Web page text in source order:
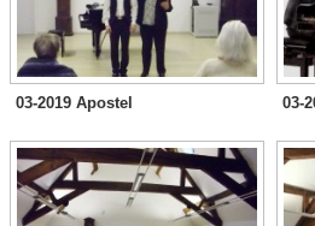
03-2019 Apostel 03-